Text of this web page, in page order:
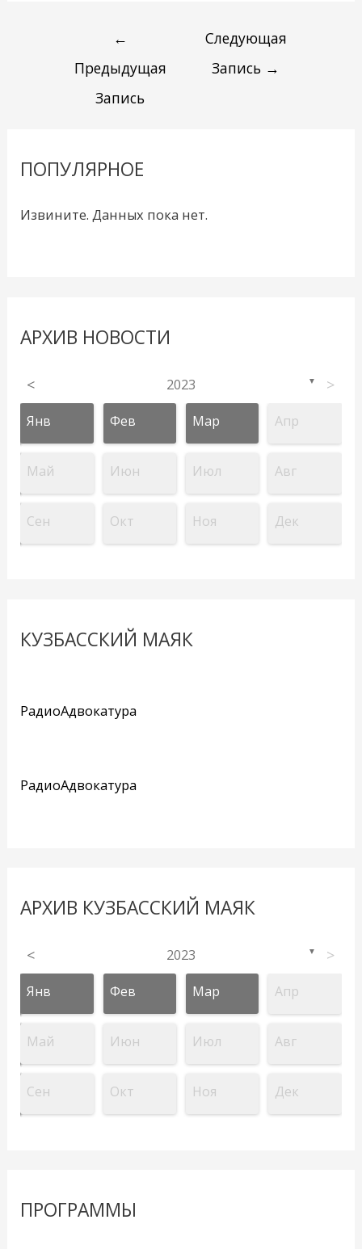
←
Предыдущая
Запись
Следующая
Запись →
ПОПУЛЯРНОЕ
Извините. Данных пока нет.
АРХИВ НОВОСТИ
< 2023 ▼ >
Янв Фев Мар Апр
Май Июн Июл Авг
Сен Окт Ноя Дек
КУЗБАССКИЙ МАЯК
РадиоАдвокатура
РадиоАдвокатура
АРХИВ КУЗБАССКИЙ МАЯК
< 2023 ▼ >
Янв Фев Мар Апр
Май Июн Июл Авг
Сен Окт Ноя Дек
ПРОГРАММЫ